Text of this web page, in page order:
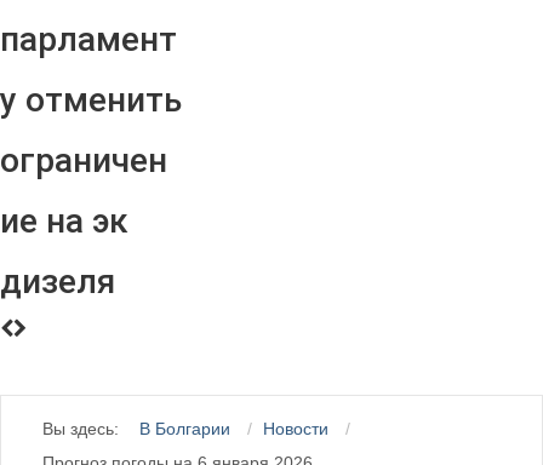
парламент
у отменить
ограничен
ие на эк
дизеля
Вы здесь: В Болгарии
Новости